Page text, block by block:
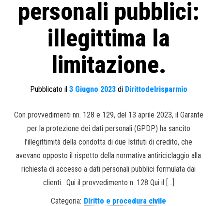
personali pubblici:
illegittima la
limitazione.
Pubblicato il 3 Giugno 2023di Dirittodelrisparmio
Con provvedimenti nn. 128 e 129, del 13 aprile 2023, il Garante
per la protezione dei dati personali (GPDP) ha sancito
l’illegittimità della condotta di due Istituti di credito, che
avevano opposto il rispetto della normativa antiriciclaggio alla
richiesta di accesso a dati personali pubblici formulata dai
clienti. Qui il provvedimento n. 128 Qui il […]
Categoria: Diritto e procedura civile